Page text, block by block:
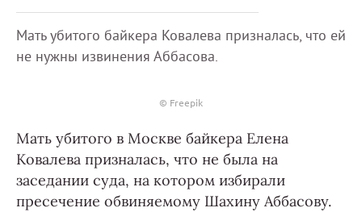
Мать убитого байкера Ковалева призналась, что ей
не нужны извинения Аббасова.
© Freepik
Мать убитого в Москве байкера Елена
Ковалева призналась, что не была на
заседании суда, на котором избирали
пресечение обвиняемому Шахину Аббасову.